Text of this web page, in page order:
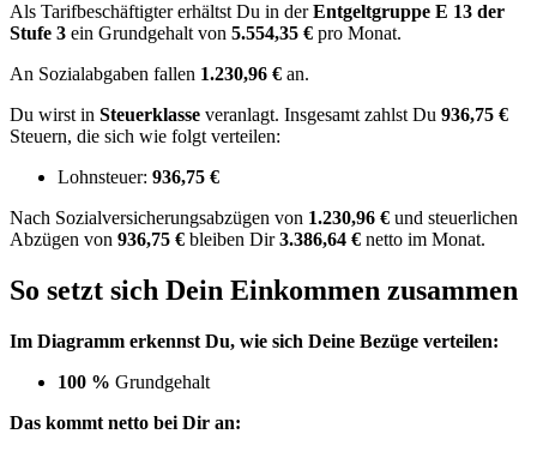
Als Tarifbeschäftigter erhältst Du in derEntgeltgruppe E 13 der
Stufe 3 ein Grundgehalt von 5.554,35 € pro Monat.
An Sozialabgaben fallen 1.230,96 € an.
Du wirst in Steuerklasse veranlagt. Insgesamt zahlst Du 936,75 €
Steuern, die sich wie folgt verteilen:
Lohnsteuer: 936,75 €
Nach Sozialversicherungsabzügen von 1.230,96 € und steuerlichen
Abzügen von 936,75 € bleiben Dir3.386,64 € netto im Monat.
So setzt sich Dein Einkommen zusammen
Im Diagramm erkennst Du, wie sich Deine Bezüge verteilen:
100 % Grundgehalt
Das kommt netto bei Dir an: